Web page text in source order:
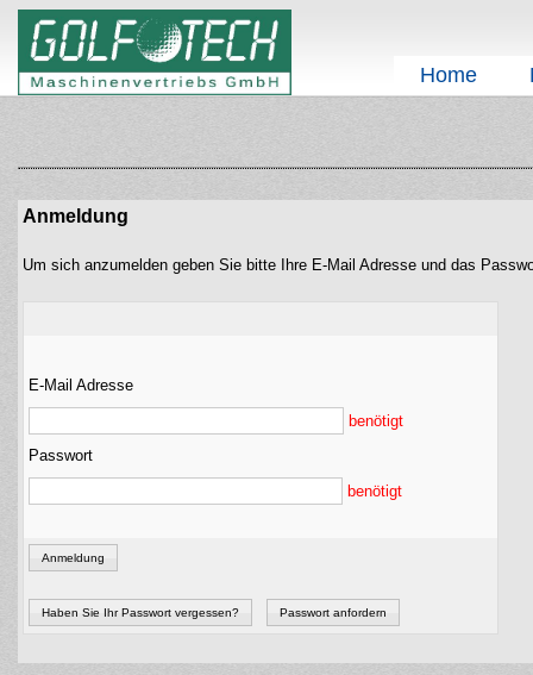
Home
Anmeldung
Um sich anzumelden geben Sie bitte Ihre E-Mail Adresse und das
E-Mail Adresse
benötigt
Passwort
benötigt
Anmeldung
Haben Sie Ihr Passwort vergessen? Passwort anfordern